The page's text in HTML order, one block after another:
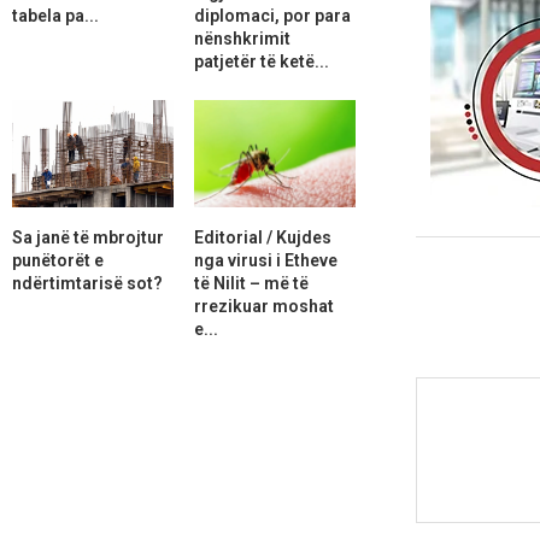
tabela pa...
diplomaci, por para
nënshkrimit
patjetër të ketë...
Sa janë të mbrojtur
punëtorët e
ndërtimtarisë sot?
Editorial / Kujdes
nga virusi i Etheve
të Nilit – më të
rrezikuar moshat
e...